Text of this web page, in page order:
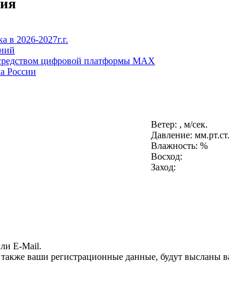
в 2026-2027г.г.
цифровой платформы MAX
России
Ветер: , м/сек.
Давление: мм.рт.ст.
Влажность: %
Восход:
Заход:
E-Mail.
ваши регистрационные данные, будут высланы